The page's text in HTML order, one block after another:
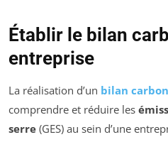
Établir le bilan
entreprise
La réalisation d’un bilan
comprendre et réduire les
serre (GES) au sein d’une